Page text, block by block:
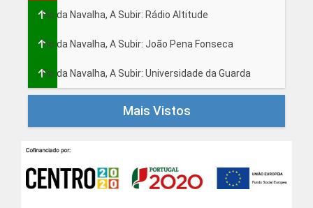
Fio da Navalha, A Subir: Rádio Altitude
Fio da Navalha, A Subir: João Pena Fonseca
Fio da Navalha, A Subir: Universidade da Guarda
Mais Vistos